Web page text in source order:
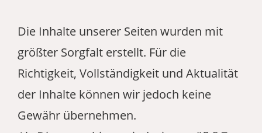
Die Inhalte unserer Seiten wurden mit
größter Sorgfalt erstellt. Für die
Richtigkeit, Vollständigkeit und Aktualität
der Inhalte können wir jedoch keine
Gewähr übernehmen.